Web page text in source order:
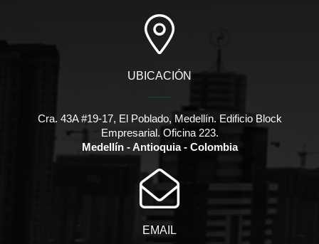
UBICACIÓN
Cra. 43A #19-17, El Poblado, Medellín. Edificio Block
Empresarial. Oficina 223.
Medellín - Antioquia - Colombia
EMAIL